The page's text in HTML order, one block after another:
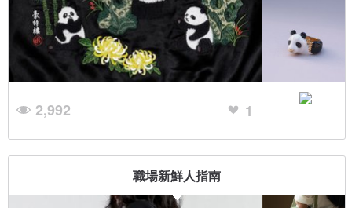
2,992 1
職場新鮮人指南